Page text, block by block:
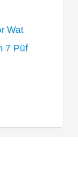
Wat
7 Püf